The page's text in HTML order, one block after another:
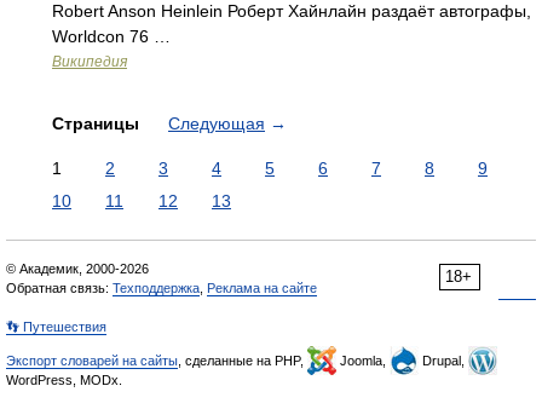
Robert Anson Heinlein Роберт Хайнлайн раздаёт автографы,
Worldcon 76 …
Википедия
Страницы Следующая →
1 2 3 4 5 6 7 8
9
10
11 12 13
18+
© Академик, 2000-2026
Обратная связь: Техподдержка Реклама на сайте
👣 Путешествия
Экспорт словарей на сайты , сделанные на PHP, Joomla,
Drupal,
WordPress, MODx.